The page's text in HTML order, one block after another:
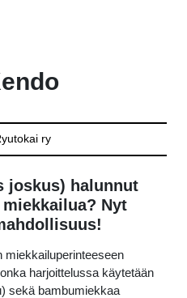
ry
joskus) halunnut
Nyt
miekkailuperinteeseen
harjoittelussa käytetään
sekä bambumiekkaa